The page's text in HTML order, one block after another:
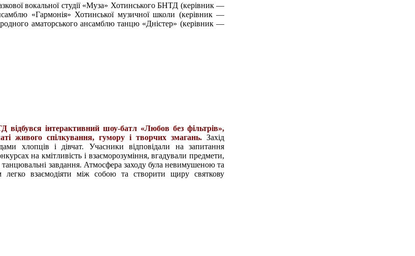
вокальної студії «Муза» Хотинського БНТД (керівник —
«Гармонія» Хотинської музичної школи (керівник —
аматорського ансамблю танцю «Дністер» (керівник —
інтерактивний шоу-батл «Любов без фільтрів»,
живого спілкування, гумору і творчих змагань. Захід
хлопців і дівчат. Учасники відповідали на запитання
на кмітливість і взаєморозуміння, вгадували предмети,
танцювальні завдання. Атмосфера заходу була невимушеною та
взаємодіяти між собою та створити щиру святкову